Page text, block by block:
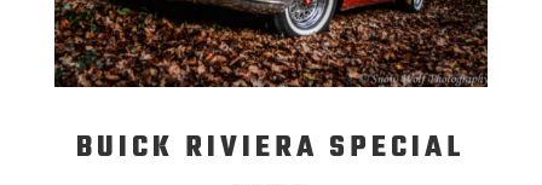
BUICK RIVIERA SPECIAL